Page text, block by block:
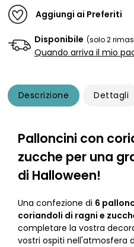
Aggiungi ai Preferiti
Disponibile (solo 2
Quando arriva il mio
Descrizione Dettagli
Palloncini con
zucche per una
di Halloween!
Una confezione di 6
coriandoli di ragni e
completare la vostra
vostri ospiti nell'atmosfera